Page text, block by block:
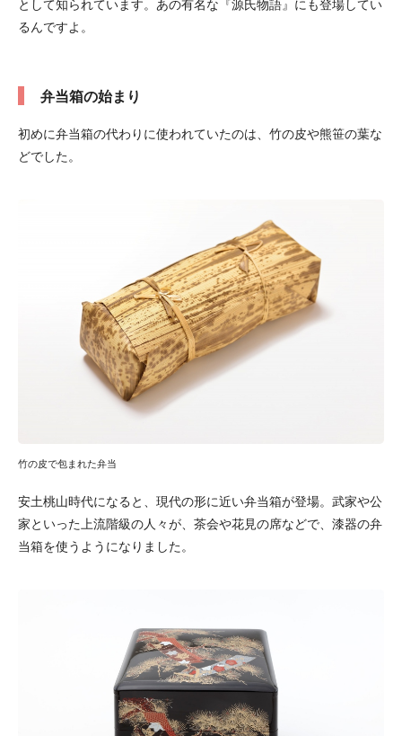
として知られています。あの有名な『源氏物語』にも登場してい
るんですよ。
弁当箱の始まり
初めに弁当箱の代わりに使われていたのは、竹の皮や熊笹の葉な
どでした。
竹の皮で包まれた弁当
安土桃山時代になると、現代の形に近い弁当箱が登場。武家や公
家といった上流階級の人々が、茶会や花見の席などで、漆器の弁
当箱を使うようになりました。